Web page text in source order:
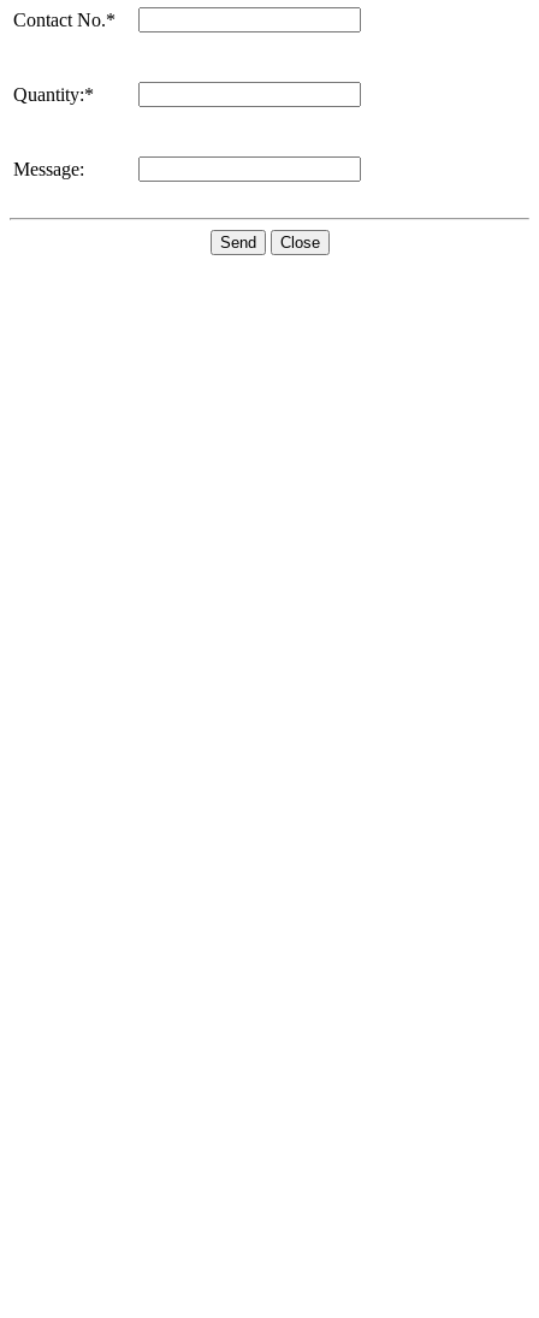
Contact No.*
Quantity:*
Message:
Send Close